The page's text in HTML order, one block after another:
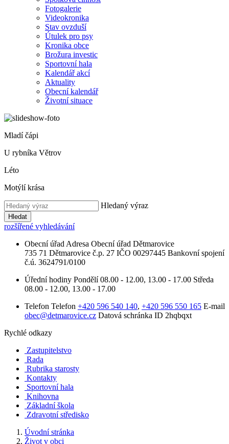
Fotogalerie
Videokronika
Stav ovzduší
Útulek pro psy
Kronika obce
Brožura investic
Sportovní hala
Kalendář akcí
Aktuality
Obecní kalendář
Životní situace
Mladí čápi
U rybníka Větrov
Léto
Motýlí krása
Hledaný výraz
Hledat
rozšířené vyhledávání
Obecní úřad Adresa Obecní úřad Dětmarovice
735 71 Dětmarovice č.p. 27 IČO 00297445 Bankovní spojení
č.ú. 3624791/0100
Úřední hodiny Pondělí 08.00 - 12.00, 13.00 - 17.00 Středa
08.00 - 12.00, 13.00 - 17.00
Telefon Telefon +420 596 540 140, +420 596 550 165 E-mail
obec@detmarovice.cz Datová schránka ID 2hqbqxt
Rychlé odkazy
Zastupitelstvo
Rada
Rubrika starosty
Kontakty
Sportovní hala
Knihovna
Základní škola
Zdravotní středisko
Úvodní stránka
Život v obci